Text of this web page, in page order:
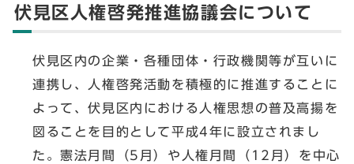
伏見区人権啓発推進協議会について
伏見区内の企業・各種団体・行政機関等が互いに
連携し、人権啓発活動を積極的に推進することに
よって、伏見区内における人権思想の普及高揚を
図ることを目的として平成4年に設立されまし
た。憲法月間（5月）や人権月間（12月）を中心